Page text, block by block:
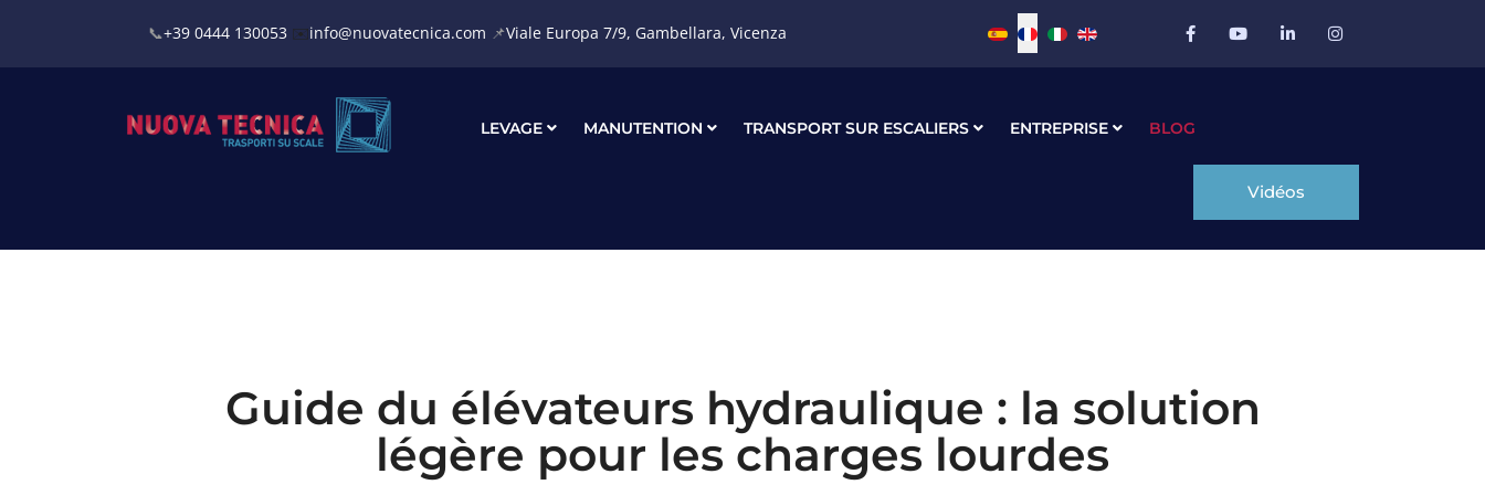
📞+39 0444 130053 ✉️info@nuovatecnica.com 📌Viale Europa 7/9, Gambellara, Vicenza
0444 440412 Viale Europa 7/9, Gambellara, Vicenza
Sélectionnez votre langue
LEVAGE MANUTENTION TRANSPORT SUR ESCALIERS ENTREPRISE BLOG
Vidéos
Guide du élévateurs hydraulique : la solution
légère pour les charges lourdes